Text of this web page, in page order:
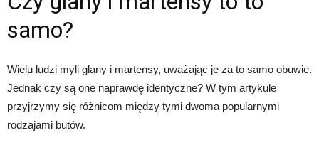
samo?
Wielu ludzi myli glany i martensy, uważając je za to samo obuwie.
Jednak czy są one naprawdę identyczne? W tym artykule
przyjrzymy się różnicom między tymi dwoma popularnymi
rodzajami butów.